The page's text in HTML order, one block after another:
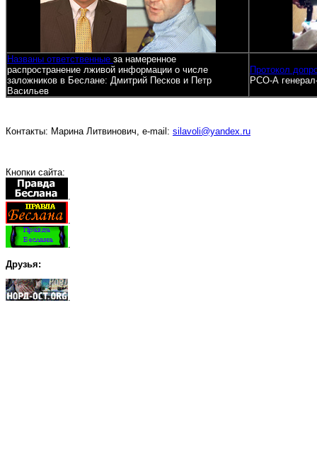
Названы ответственные за намеренное
распространение лживой информации о числе
заложников в Беслане: Дмитрий Песков и Петр
Васильев
Протокол
РСО-А
Контакты: Марина Литвинович, e-mail: silavoli@yandex.ru
Кнопки сайта:
.
.
.
Друзья: